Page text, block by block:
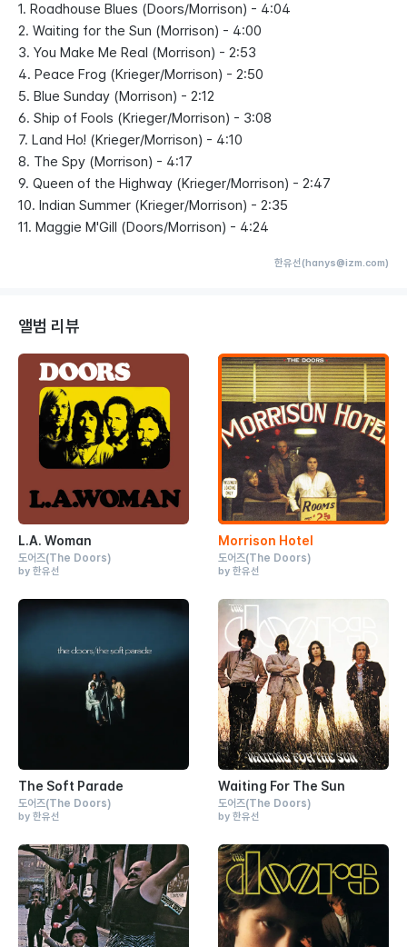
1. Roadhouse Blues (Doors/Morrison) - 4:04
2. Waiting for the Sun (Morrison) - 4:00
3. You Make Me Real (Morrison) - 2:53
4. Peace Frog (Krieger/Morrison) - 2:50
5. Blue Sunday (Morrison) - 2:12
6. Ship of Fools (Krieger/Morrison) - 3:08
7. Land Ho! (Krieger/Morrison) - 4:10
8. The Spy (Morrison) - 4:17
9. Queen of the Highway (Krieger/Morrison) - 2:47
10. Indian Summer (Krieger/Morrison) - 2:35
11. Maggie M'Gill (Doors/Morrison) - 4:24
한유선(hanys@izm.com)
앨범 리뷰
L.A. Woman
도어즈(The Doors)
by 한유선
Morrison Hotel
도어즈(The Doors)
by 한유선
The Soft Parade
도어즈(The Doors)
by 한유선
Waiting For The Sun
도어즈(The Doors)
by 한유선